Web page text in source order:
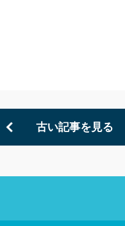
古い記事を見る